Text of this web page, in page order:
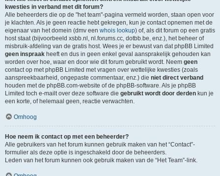
kwesties in verband met dit forum?
Alle beheerders die op de "het team"-pagina vermeld worden, staan open voor
je klachten. Als je geen reactie hebt gekregen, kun je contact opnemen met de
eigenaar van het domein (dmv een whois lookup) of, als dit forum op een gratis
host staat (bijvoorbeeld xsbb.nl, nl.forums.cc, dotbb.be, enz.), het beheer of
misbruik-afdeling van de gratis host. Wees je er bewust van dat phpBB Limited
geen inspraak heeft en dus in geen enkel geval aansprakelijk gehouden kan
worden over hoe, waar en door wie dit forum gebruikt wordt. Neem geen
contact op met phpBB Limited met vragen over wettelijke kwesties (zoals
aanspreekbaarheid, ongepaste commentaar, enz.) die niet direct verband
houden met de phpBB.com-website of de phpBB-software. Als je phpBB
Limited toch e-mailt over deze software die gebruikt wordt door derden kun je
een korte, of helemaal geen, reactie verwachten.
Omhoog
Hoe neem ik contact op met een beheerder?
Alle gebruikers van het forum kunnen gebruik maken van het “Contact”-
formulier als deze optie is ingeschakeld door de beheerders.
Leden van het forum kunnen ook gebruik maken van de “Het Team”-link.